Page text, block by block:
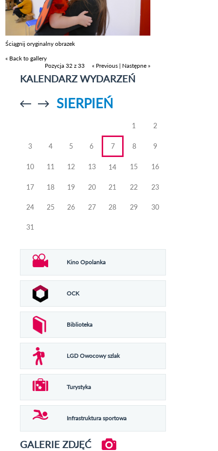
Ściągnij oryginalny obrazek
« Back to gallery
Pozycja 32 z 33
« Previous | Następne »
KALENDARZ WYDARZEŃ
Przejdź doPrzejdź do
SIERPIEŃ
1 2
3 4 5 6 7 8 9
10 11 12 13 14 15 16
17 18 19 20 21 22 23
24 25 26 27 28 29 30
31
Kino Opolanka
OCK
Biblioteka
LGD Owocowy szlak
Turystyka
Infrastruktura sportowa
GALERIE ZDJĘĆ